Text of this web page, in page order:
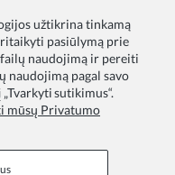
užtikrina tinkamą
pasiūlymą prie
naudojimą ir pereiti
pagal savo
sutikimus“.
mūsų Privatumo